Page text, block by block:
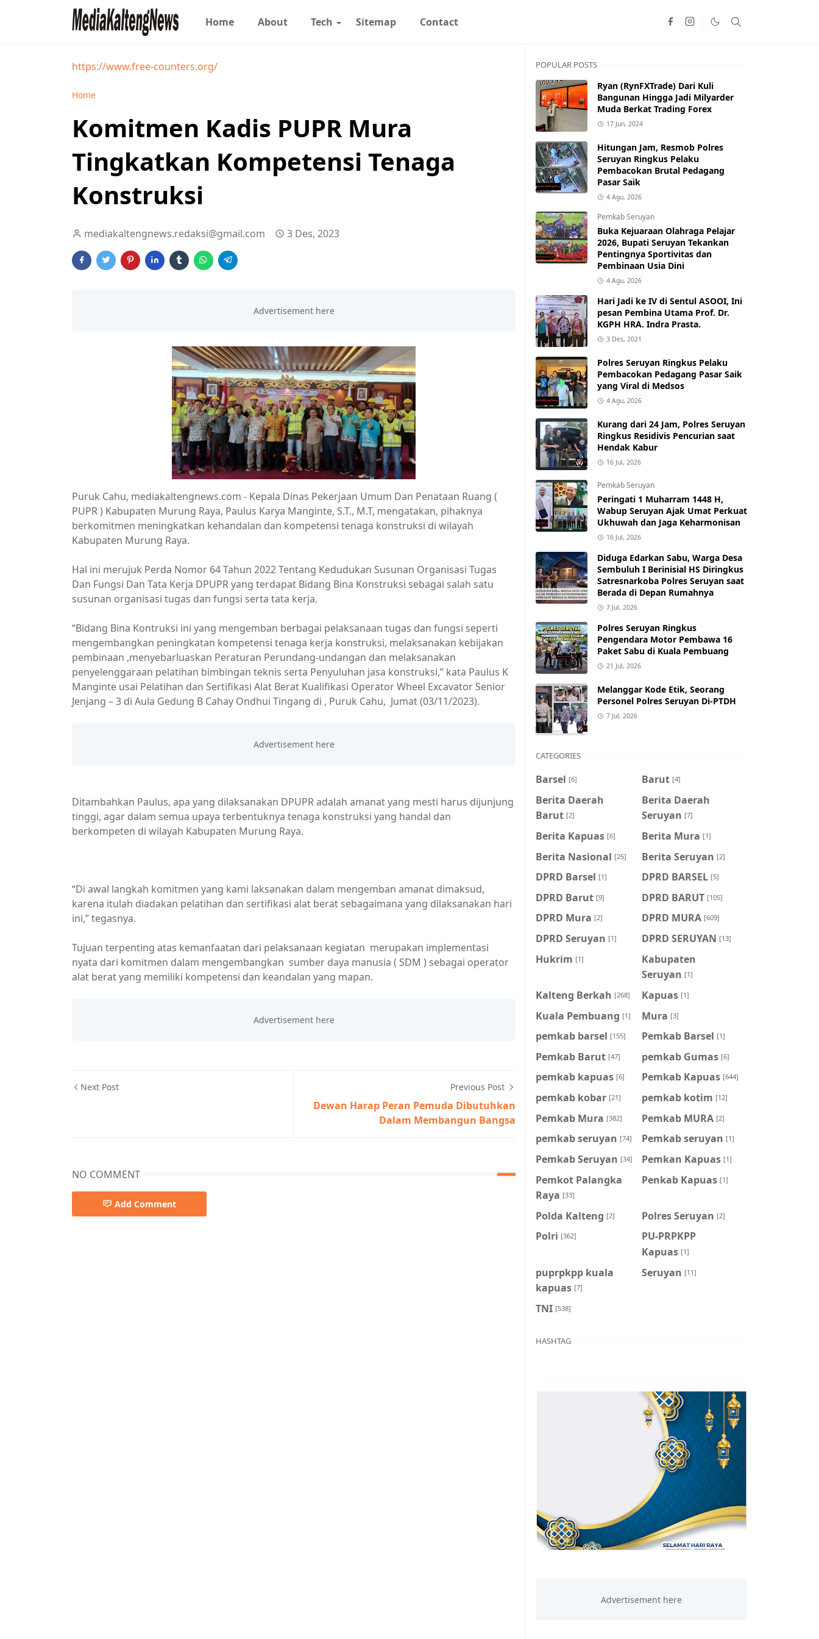
Home About Tech Sitemap Contact
https://www.free-counters.org/
Home
Komitmen Kadis PUPR Mura
Tingkatkan Kompetensi Tenaga
Konstruksi
mediakaltengnews.redaksi@gmail.com 3 Des, 2023
Puruk Cahu, mediakaltengnews.com - Kepala Dinas Pekerjaan Umum Dan Penataan Ruang (
PUPR ) Kabupaten Murung Raya, Paulus Karya Manginte, S.T., M.T, mengatakan, pihaknya
berkomitmen meningkatkan kehandalan dan kompetensi tenaga konstruksi di wilayah
Kabupaten Murung Raya.
Hal ini merujuk Perda Nomor 64 Tahun 2022 Tentang Kedudukan Susunan Organisasi Tugas
Dan Fungsi Dan Tata Kerja DPUPR yang terdapat Bidang Bina Konstruksi sebagai salah satu
susunan organisasi tugas dan fungsi serta tata kerja.
“Bidang Bina Kontruksi ini yang mengemban berbagai pelaksanaan tugas dan fungsi seperti
mengembangkan peningkatan kompetensi tenaga kerja konstruksi, melaksanakan kebijakan
pembinaan ,menyebarluaskan Peraturan Perundang-undangan dan melaksanakan
penyelenggaraan pelatihan bimbingan teknis serta Penyuluhan jasa konstruksi,” kata Paulus K
Manginte usai Pelatihan dan Sertifikasi Alat Berat Kualifikasi Operator Wheel Excavator Senior
Jenjang – 3 di Aula Gedung B Cahay Ondhui Tingang di , Puruk Cahu, Jumat (03/11/2023).
Ditambahkan Paulus, apa yang dilaksanakan DPUPR adalah amanat yang mesti harus dijunjung
tinggi, agar dalam semua upaya terbentuknya tenaga konstruksi yang handal dan
berkompeten di wilayah Kabupaten Murung Raya.
“Di awal langkah komitmen yang kami laksanakan dalam mengemban amanat dimaksud,
karena itulah diadakan pelatihan dan sertifikasi alat berat sebagaimana yang dilaksanakan hari
ini,” tegasnya.
Tujuan terpenting atas kemanfaatan dari pelaksanaan kegiatan merupakan implementasi
nyata dari komitmen dalam mengembangkan sumber daya manusia ( SDM ) sebagai operator
alat berat yang memiliki kompetensi dan keandalan yang mapan.
Next Post Previous Post
Dewan Harap Peran Pemuda Dibutuhkan
Dalam Membangun Bangsa
NO COMMENT
Add Comment
POPULAR POSTS
Ryan (RynFXTrade) Dari Kuli
Bangunan Hingga Jadi Milyarder
Muda Berkat Trading Forex
17 Jun, 2024
Hitungan Jam, Resmob Polres
Seruyan Ringkus Pelaku
Pembacokan Brutal Pedagang
Pasar Saik
4 Agu, 2026
Pemkab Seruyan
Buka Kejuaraan Olahraga Pelajar
2026, Bupati Seruyan Tekankan
Pentingnya Sportivitas dan
Pembinaan Usia Dini
4 Agu, 2026
Hari Jadi ke IV di Sentul ASOOI, Ini
pesan Pembina Utama Prof. Dr.
KGPH HRA. Indra Prasta.
3 Des, 2021
Polres Seruyan Ringkus Pelaku
Pembacokan Pedagang Pasar Saik
yang Viral di Medsos
4 Agu, 2026
Kurang dari 24 Jam, Polres Seruyan
Ringkus Residivis Pencurian saat
Hendak Kabur
16 Jul, 2026
Pemkab Seruyan
Peringati 1 Muharram 1448 H,
Wabup Seruyan Ajak Umat Perkuat
Ukhuwah dan Jaga Keharmonisan
16 Jul, 2026
Diduga Edarkan Sabu, Warga Desa
Sembuluh I Berinisial HS Diringkus
Satresnarkoba Polres Seruyan saat
Berada di Depan Rumahnya
7 Jul, 2026
Polres Seruyan Ringkus
Pengendara Motor Pembawa 16
Paket Sabu di Kuala Pembuang
21 Jul, 2026
Melanggar Kode Etik, Seorang
Personel Polres Seruyan Di-PTDH
7 Jul, 2026
CATEGORIES
Barsel [6] Barut [4]
Berita Daerah
Barut [2]
Berita Daerah
Seruyan [7]
Berita Kapuas [6] Berita Mura [1]
Berita Nasional [25] Berita Seruyan [2]
DPRD Barsel [1] DPRD BARSEL [5]
DPRD Barut [9] DPRD BARUT [105]
DPRD Mura [2] DPRD MURA [609]
DPRD Seruyan [1] DPRD SERUYAN [13]
Hukrim [1]
Kabupaten
Seruyan [1]
Kalteng Berkah [268] Kapuas [1]
Kuala Pembuang [1] Mura [3]
pemkab barsel [155] Pemkab Barsel [1]
Pemkab Barut [47] pemkab Gumas [6]
pemkab kapuas [6] Pemkab Kapuas [644]
pemkab kobar [21] pemkab kotim [12]
Pemkab Mura [382] Pemkab MURA [2]
pemkab seruyan [74] Pemkab seruyan [1]
Pemkab Seruyan [34] Pemkan Kapuas [1]
Pemkot Palangka
Raya [33]
Penkab Kapuas [1]
Polda Kalteng [2] Polres Seruyan [2]
Polri [362]
PU-PRPKPP
Kapuas [1]
puprpkpp kuala
kapuas [7]
Seruyan [11]
TNI [538]
HASHTAG